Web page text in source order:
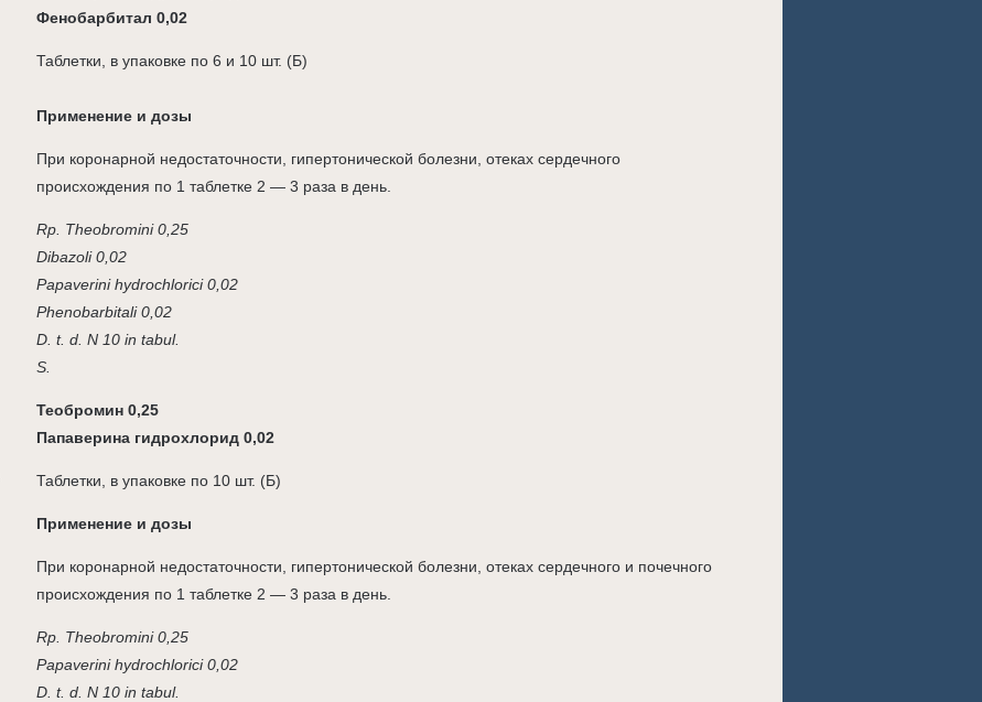
Фенобарбитал 0,02
Таблетки, в упаковке по 6 и 10 шт. (Б)
Применение и дозы
При коронарной недостаточности, гипертонической болезни, отеках сердечного
происхождения по 1 таблетке 2 — 3 раза в день.
Rp. Theobromini 0,25
Dibazoli 0,02
Papaverini hydrochlorici 0,02
Phenobarbitali 0,02
D. t. d. N 10 in tabul.
S.
Теобромин 0,25
Папаверина гидрохлорид 0,02
Таблетки, в упаковке по 10 шт. (Б)
Применение и дозы
При коронарной недостаточности, гипертонической болезни, отеках сердечного и почечного
происхождения по 1 таблетке 2 — 3 раза в день.
Rp. Theobromini 0,25
Papaverini hydrochlorici 0,02
D. t. d. N 10 in tabul.